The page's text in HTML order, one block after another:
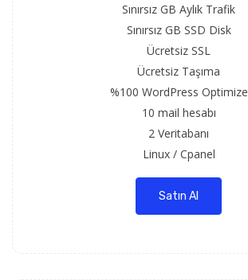
Sınırsız GB Aylık Trafik
Sınırsız GB SSD Disk
Ücretsiz SSL
Ücretsiz Taşıma
%100 WordPress Optimize
10 mail hesabı
2 Veritabanı
Linux / Cpanel
Satın Al